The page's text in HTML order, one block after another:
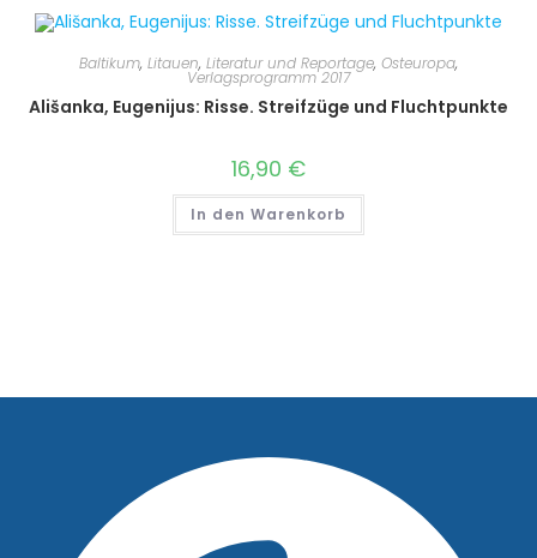
Baltikum, Litauen, Literatur und Reportage, Osteuropa,
Verlagsprogramm 2017
Ališanka, Eugenijus: Risse. Streifzüge und Fluchtpunkte
16,90 €
In den Warenkorb